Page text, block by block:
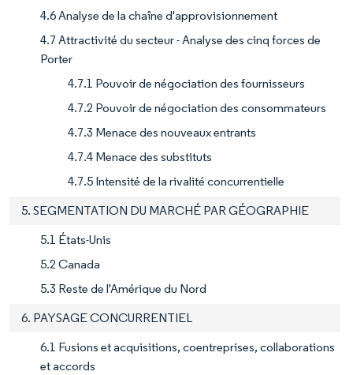
4.6 Analyse de la chaîne d'approvisionnement
4.7 Attractivité du secteur - Analyse des cinq forces de
Porter
4.7.1 Pouvoir de négociation des fournisseurs
4.7.2 Pouvoir de négociation des consommateurs
4.7.3 Menace des nouveaux entrants
4.7.4 Menace des substituts
4.7.5 Intensité de la rivalité concurrentielle
5. SEGMENTATION DU MARCHÉ PAR GÉOGRAPHIE
5.1 États-Unis
5.2 Canada
5.3 Reste de l'Amérique du Nord
6. PAYSAGE CONCURRENTIEL
6.1 Fusions et acquisitions, coentreprises, collaborations
et accords